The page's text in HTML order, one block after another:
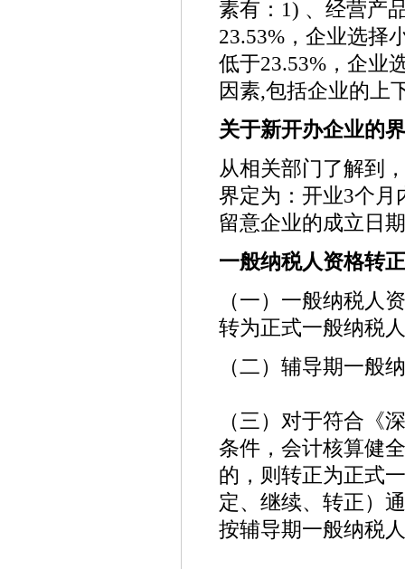
素有：1) 、经营产
23.53%，企业选择
低于23.53%，企业
因素,包括企业的上
关于新开办企业的
从相关部门了解到
界定为：开业3个月
留意企业的成立日
一般纳税人资格转
（一）一般纳税人
转为正式一般纳税
（二）辅导期一般
（三）对于符合《
条件，会计核算健
的，则转正为正式
定、继续、转正）
按辅导期一般纳税